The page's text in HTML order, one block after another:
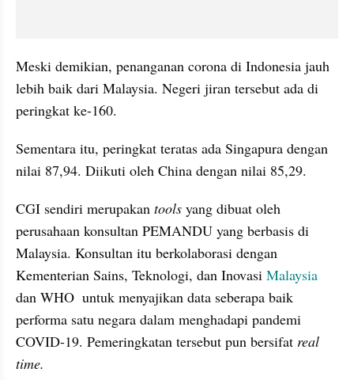
Meski demikian, penanganan corona di Indonesia jauh
lebih baik dari Malaysia. Negeri jiran tersebut ada di
peringkat ke-160.
Sementara itu, peringkat teratas ada Singapura dengan
nilai 87,94. Diikuti oleh China dengan nilai 85,29.
CGI sendiri merupakan tools yang dibuat oleh
perusahaan konsultan PEMANDU yang berbasis di
Malaysia. Konsultan itu berkolaborasi dengan
Kementerian Sains, Teknologi, dan Inovasi
dan WHO  untuk menyajikan data seberapa baik
performa satu negara dalam menghadapi pandemi
COVID-19. Pemeringkatan tersebut pun bersifat real
time.